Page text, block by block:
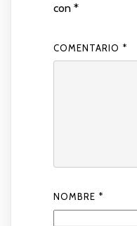
con *
COMENTARIO *
NOMBRE *